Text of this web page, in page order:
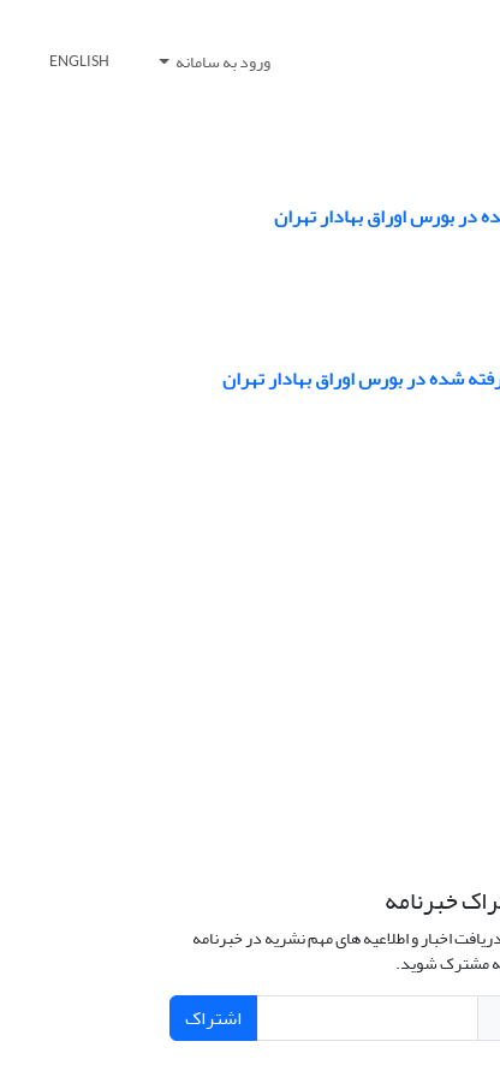
ورود به سامانه ENGLISH
در بورس اوراق بهادار تهران
شده در بورس اوراق بهادار تهران
خبرنامه
اخبار و اطلاعیه های مهم نشریه در خبرنامه
مشترک شوید.
اشتراک